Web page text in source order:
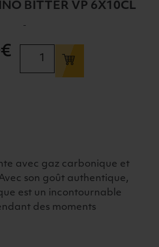
BITTER VP 6X10CL
-
avec gaz carbonique et
son goût authentique,
est un incontournable
des moments